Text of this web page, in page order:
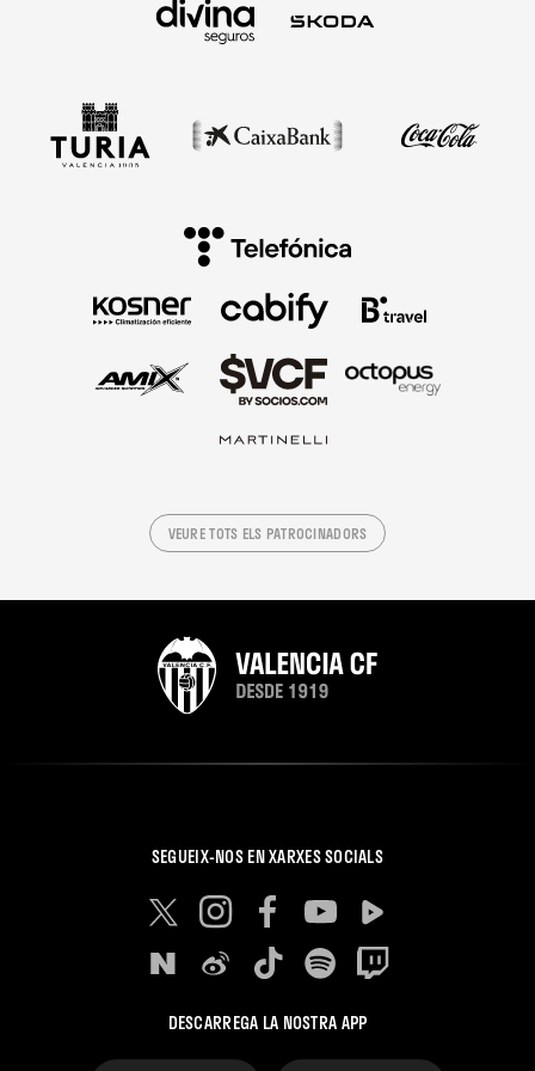
VEURE TOTS ELS PATROCINADORS
SEGUEIX-NOS EN XARXES SOCIALS
DESCARREGA LA NOSTRA APP